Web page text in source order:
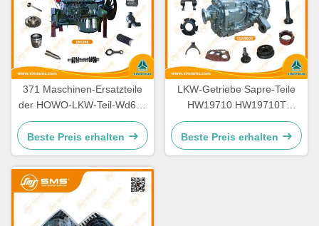
371 Maschinen-Ersatzteile
der HOWO-LKW-Teil-Wd615
336 Maschinen-Ersatzteile
Beste Preis erhalten
LKW-Getriebe Sapre-Teile
HW19710 HW19710T
HW19712 Sinotruk Howo
Beste Preis erhalten